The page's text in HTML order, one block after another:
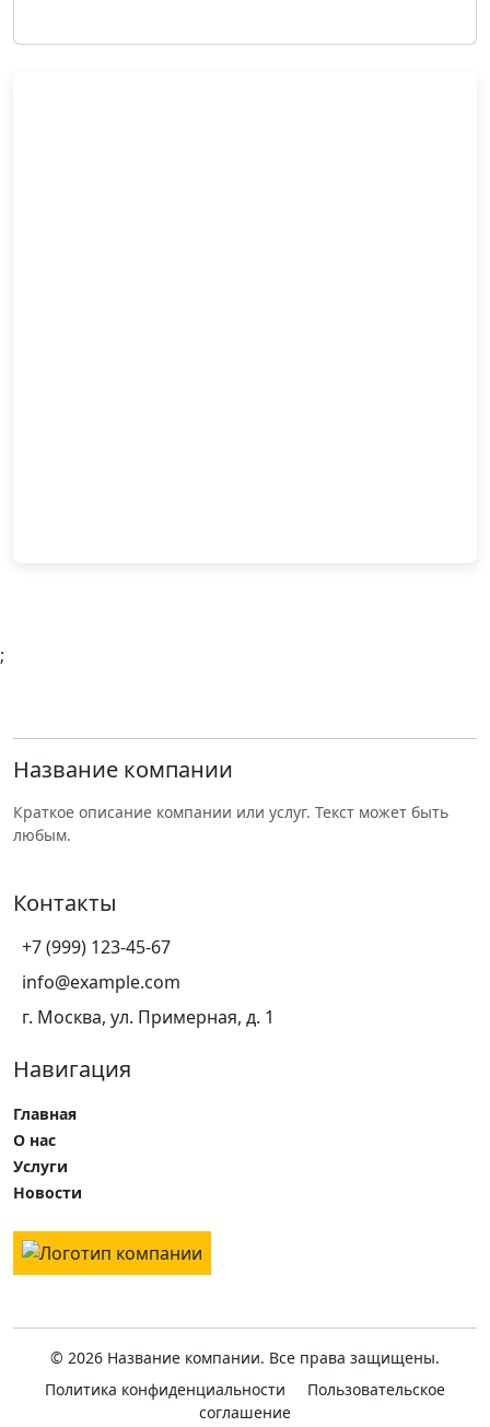
;
Название компании
Краткое описание компании или услуг. Текст может быть
любым.
Контакты
+7 (999) 123-45-67
info@example.com
г. Москва, ул. Примерная, д. 1
Навигация
Главная
О нас
Услуги
Новости
© 2026 Название компании. Все права защищены.
Политика конфиденциальности
Пользовательское
соглашение